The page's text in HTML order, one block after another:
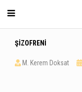
ŞİZOFRENİ
M. Kerem Doksat